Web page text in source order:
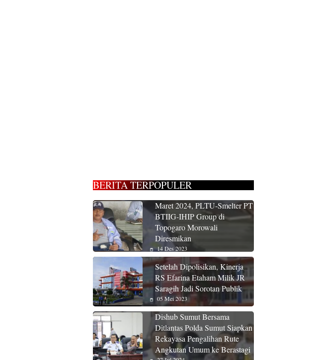
BERITA TERPOPULER
Maret 2024, PLTU-Smelter PT
BTIIG-IHIP Group di
Topogaro Morowali
Diresmikan
14 Des 2023
Setelah Dipolisikan, Kinerja
RS Efarina Etaham Milik JR
Saragih Jadi Sorotan Publik
05 Mei 2023
Dishub Sumut Bersama
Ditlantas Polda Sumut Siapkan
Rekayasa Pengalihan Rute
Angkutan Umum ke Berastagi